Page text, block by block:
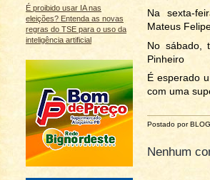
É proibido usar IA nas
eleições? Entenda as novas
regras do TSE para o uso da
inteligência artificial
Na sexta-
Mateus
No sábado,
Pinheiro
É esperado
com uma
Postado por
Nenhum